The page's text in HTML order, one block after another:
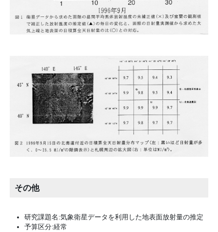
その他
研究課題名:気象衛星データを利用した地表面放射量の推定
予算区分:経常